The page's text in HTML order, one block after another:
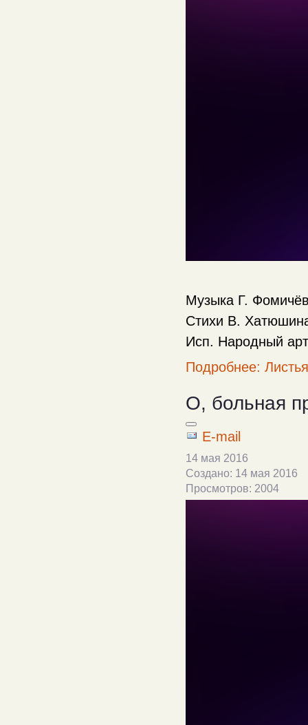
Музыка Г.
Стихи В.
Исп. Народный
Подробнее:
О, больная
E-mail
14 мая 2016
Создано: 14 мая 2016
Просмотров: 2004